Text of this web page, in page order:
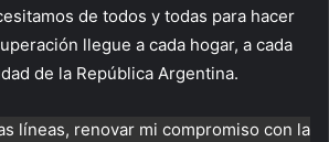
de todos y todas para hacer
llegue a cada hogar, a cada
de la República Argentina.
líneas, renovar mi compromiso con la